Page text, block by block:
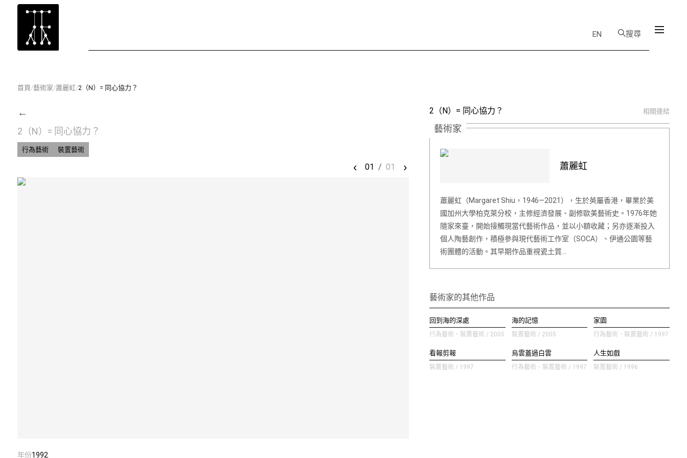
EN 搜尋
首頁/藝術家/蕭麗虹/2（N）= 同心協力？
←
2（N）= 同心協力？
行為藝術 裝置藝術
‹ 01 / 01 ›
年份1992
2（N）= 同心協力？ 相關連結
藝術家
蕭麗虹
蕭麗虹（Margaret Shiu，1946—2021），生於英屬香港，畢業於美
國加州大學柏克萊分校，主修經濟發展、副修歐美藝術史。1976年她
隨家來臺，開始接觸現當代藝術作品，並以小額收藏；另亦逐漸投入
個人陶藝創作，積極參與現代藝術工作室（SOCA）、伊通公園等藝
術團體的活動。其早期作品重視瓷土質…
藝術家的其他作品
回到海的深處
行為藝術、裝置藝術 / 2005
海的記憶
裝置藝術 / 2005
家園
行為藝術、裝置藝術 / 1997
看報剪報
裝置藝術 / 1997
烏雲蓋過白雲
行為藝術、裝置藝術 / 1997
人生如戲
裝置藝術 / 1996